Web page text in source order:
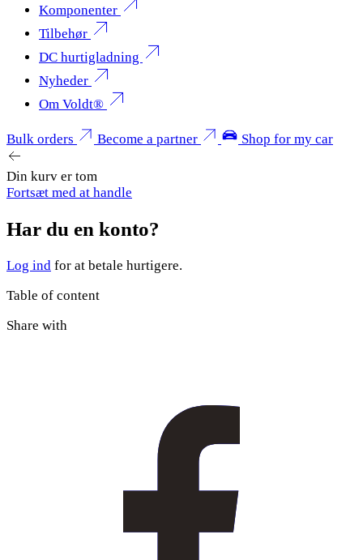
Komponenter
Tilbehør
DC hurtigladning
Nyheder
Om Voldt®
Bulk orders Become a partner Shop for my car
Din kurv er tom
Fortsæt med at handle
Har du en konto?
Log ind for at betale hurtigere.
Table of content
Share with